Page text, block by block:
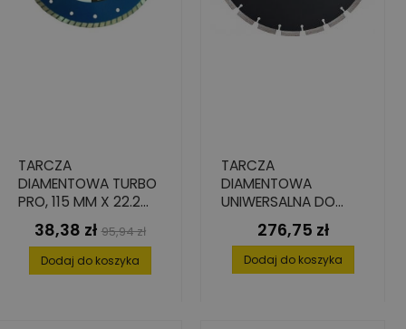
TARCZA
DIAMENTOWA TURBO
PRO, 115 MM X 22.2
MM X 2.2 MM X 7,5
MMCena
38,38 zł Cena
podstawowa
95,94 zł
Dodaj do koszyka
TARCZA
DIAMENTOWA
UNIWERSALNA DO
BETONU I CEGŁY, 350
MM X 25.4 MM X 3.0
MM, ILOŚĆ SEG.: 21
Cena
276,75 zł
Dodaj do koszyka